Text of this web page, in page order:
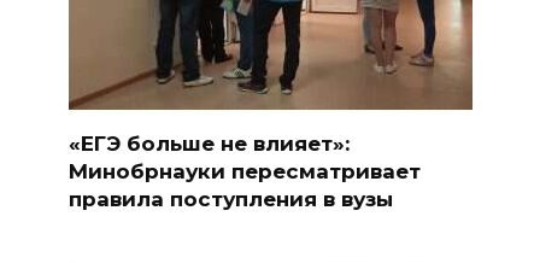
«ЕГЭ больше не влияет»:
Минобрнауки пересматривает
правила поступления в вузы